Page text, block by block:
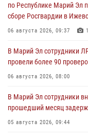
по Республике Марий Эл
сборе Росгвардии в
06 августа 2026, 09:37
В Марий Эл сотрудники
провели более 90
06 августа 2026, 08:00
В Марий Эл сотрудники
прошедший месяц
05 августа 2026, 09:44